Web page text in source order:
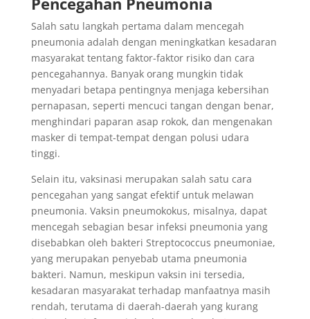
Salah satu langkah pertama dalam mencegah
pneumonia adalah dengan meningkatkan kesadaran
masyarakat tentang faktor-faktor risiko dan cara
pencegahannya. Banyak orang mungkin tidak
menyadari betapa pentingnya menjaga kebersihan
pernapasan, seperti mencuci tangan dengan benar,
menghindari paparan asap rokok, dan mengenakan
masker di tempat-tempat dengan polusi udara
tinggi.
Selain itu, vaksinasi merupakan salah satu cara
pencegahan yang sangat efektif untuk melawan
pneumonia. Vaksin pneumokokus, misalnya, dapat
mencegah sebagian besar infeksi pneumonia yang
disebabkan oleh bakteri Streptococcus pneumoniae,
yang merupakan penyebab utama pneumonia
bakteri. Namun, meskipun vaksin ini tersedia,
kesadaran masyarakat terhadap manfaatnya masih
rendah, terutama di daerah-daerah yang kurang